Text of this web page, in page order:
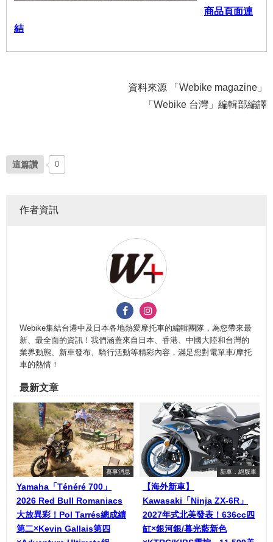
商品頁面連
結
資料來源 「Webike magazine」
「Webike 台灣」編輯部編譯
這篇讚 0
作者資訊
Webike集結台港中及日本各地熱愛摩托車的編輯團隊，為您帶來最
新、最全面的資訊！我們涵蓋來自日本、香港、中國大陸和台灣的
業界動態、新車發布、騎行活動等精彩內容，滿足您對電單車/摩托
車的熱情！
最新文章
賽事消息
Yamaha「Ténéré 700」
2026 Red Bull Romaniacs
大放異彩！Pol Tarrés總成績
第二×Kevin Gallais第四
新車．絕版車
【海外新車】
Kawasaki「Ninja ZX-6R」
2027年式北美發表！636cc四
缸×銀河銀/暮光藍新色